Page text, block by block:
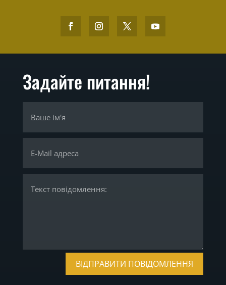
Задайте питання!
ВІДПРАВИТИ ПОВІДОМЛЕННЯ